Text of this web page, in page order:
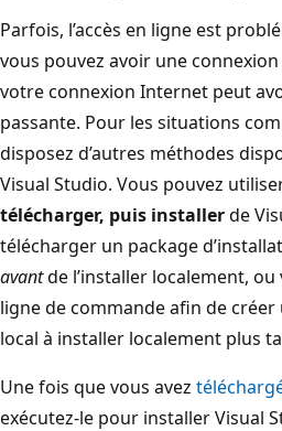
Parfois, l’accès en ligne est
vous pouvez avoir une
votre connexion Internet peut
passante. Pour les situations
disposez d’autres méthodes
Visual Studio. Vous pouvez
télécharger, puis installerde
télécharger un package
avantde l’installer localement,
ligne de commande afin de créer
local à installer localement plus
Une fois que vous avez
exécutez-le pour installer Visual